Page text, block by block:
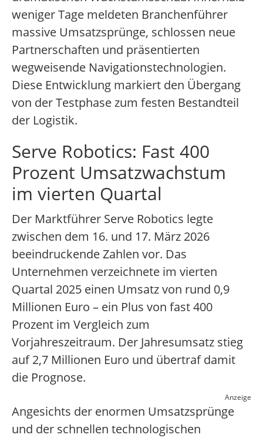
weniger Tage meldeten Branchenführer
massive Umsatzsprünge, schlossen neue
Partnerschaften und präsentierten
wegweisende Navigationstechnologien.
Diese Entwicklung markiert den Übergang
von der Testphase zum festen Bestandteil
der Logistik.
Serve Robotics: Fast 400
Prozent Umsatzwachstum
im vierten Quartal
Der Marktführer Serve Robotics legte
zwischen dem 16. und 17. März 2026
beeindruckende Zahlen vor. Das
Unternehmen verzeichnete im vierten
Quartal 2025 einen Umsatz von rund 0,9
Millionen Euro – ein Plus von fast 400
Prozent im Vergleich zum
Vorjahreszeitraum. Der Jahresumsatz stieg
auf 2,7 Millionen Euro und übertraf damit
die Prognose.
Anzeige
Angesichts der enormen Umsatzsprünge
und der schnellen technologischen